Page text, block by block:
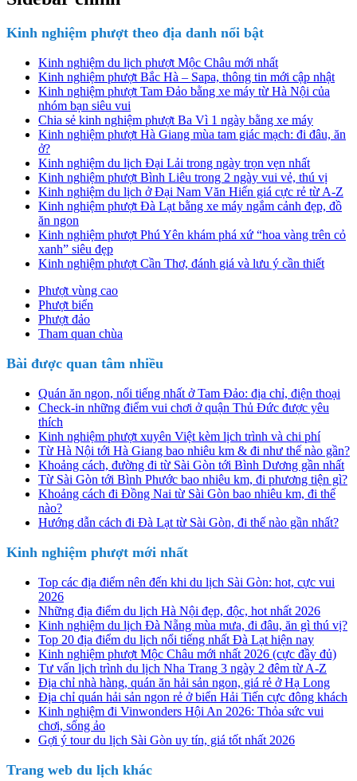
Kinh nghiệm phượt theo địa danh nổi bật
Kinh nghiệm du lịch phượt Mộc Châu mới nhất
Kinh nghiệm phượt Bắc Hà – Sapa, thông tin mới cập nhật
Kinh nghiệm phượt Tam Đảo bằng xe máy từ Hà Nội của
nhóm bạn siêu vui
Chia sẻ kinh nghiệm phượt Ba Vì 1 ngày bằng xe máy
Kinh nghiệm phượt Hà Giang mùa tam giác mạch: đi đâu, ăn
ở?
Kinh nghiệm du lịch Đại Lải trong ngày trọn vẹn nhất
Kinh nghiệm phượt Bình Liêu trong 2 ngày vui vẻ, thú vị
Kinh nghiệm du lịch ở Đại Nam Văn Hiến giá cực rẻ từ A-Z
Kinh nghiệm phượt Đà Lạt bằng xe máy ngắm cảnh đẹp, đồ
ăn ngon
Kinh nghiệm phượt Phú Yên khám phá xứ “hoa vàng trên cỏ
xanh” siêu đẹp
Kinh nghiệm phượt Cần Thơ, đánh giá và lưu ý cần thiết
Phượt vùng cao
Phượt biển
Phượt đảo
Tham quan chùa
Bài được quan tâm nhiều
Quán ăn ngon, nổi tiếng nhất ở Tam Đảo: địa chỉ, điện thoại
Check-in những điểm vui chơi ở quận Thủ Đức được yêu
thích
Kinh nghiệm phượt xuyên Việt kèm lịch trình và chi phí
Từ Hà Nội tới Hà Giang bao nhiêu km & đi như thế nào gần?
Khoảng cách, đường đi từ Sài Gòn tới Bình Dương gần nhất
Từ Sài Gòn tới Bình Phước bao nhiêu km, đi phương tiện gì?
Khoảng cách đi Đồng Nai từ Sài Gòn bao nhiêu km, đi thế
nào?
Hướng dẫn cách đi Đà Lạt từ Sài Gòn, đi thế nào gần nhất?
Kinh nghiệm phượt mới nhất
Top các địa điểm nên đến khi du lịch Sài Gòn: hot, cực vui
2026
Những địa điểm du lịch Hà Nội đẹp, độc, hot nhất 2026
Kinh nghiệm du lịch Đà Nẵng mùa mưa, đi đâu, ăn gì thú vị?
Top 20 địa điểm du lịch nổi tiếng nhất Đà Lạt hiện nay
Kinh nghiệm phượt Mộc Châu mới nhất 2026 (cực đầy đủ)
Tư vấn lịch trình du lịch Nha Trang 3 ngày 2 đêm từ A-Z
Địa chỉ nhà hàng, quán ăn hải sản ngon, giá rẻ ở Hạ Long
Địa chỉ quán hải sản ngon rẻ ở biển Hải Tiến cực đông khách
Kinh nghiệm đi Vinwonders Hội An 2026: Thỏa sức vui
chơi, sống ảo
Gợi ý tour du lịch Sài Gòn uy tín, giá tốt nhất 2026
Trang web du lịch khác